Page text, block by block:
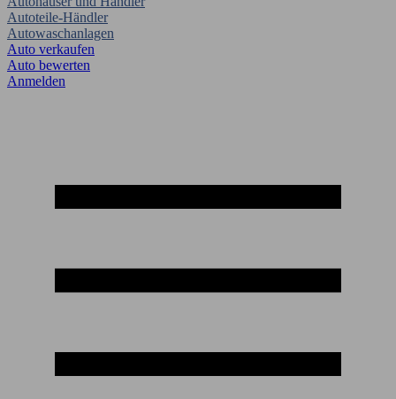
Autoteile-Händler
Autowaschanlagen
Auto verkaufen
Auto bewerten
Anmelden